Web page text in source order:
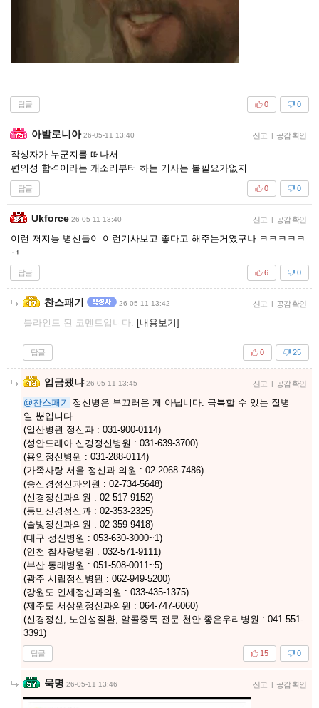
답글 0
0
아발로니아 26-05-11 13:40 신고 | 공감 확인
작성자가 누군지를 떠나서
편의성 합격이라는 개소리부터 하는 기사는 볼필요가없지
답글 0
0
Ukforce 26-05-11 13:40 신고 | 공감 확인
이런 저지능 병신들이 이런기사보고 좋다고 해주는거였구나 ㅋㅋㅋㅋㅋ
ㅋ
답글 0
6
찬스패기 26-05-11 13:42 신고 | 공감 확인
블라인드 된 코멘트입니다. [내용보기]
답글 25
0
입금됐냐 26-05-11 13:45 신고 | 공감 확인
@찬스패기 정신병은 부끄러운 게 아닙니다. 극복할 수 있는 질병
일 뿐입니다.
(일산병원 정신과 : 031-900-0114)
(성안드레아 신경정신병원 : 031-639-3700)
(용인정신병원 : 031-288-0114)
(가족사랑 서울 정신과 의원 : 02-2068-7486)
(송신경정신과의원 : 02-734-5648)
(신경정신과의원 : 02-517-9152)
(동민신경정신과 : 02-353-2325)
(솔빛정신과의원 : 02-359-9418)
(대구 정신병원 : 053-630-3000~1)
(인천 참사랑병원 : 032-571-9111)
(부산 동래병원 : 051-508-0011~5)
(광주 시립정신병원 : 062-949-5200)
(강원도 연세정신과의원 : 033-435-1375)
(제주도 서상원정신과의원 : 064-747-6060)
(신경정신, 노인성질환, 알콜중독 전문 천안 좋은우리병원 : 041-551-
3391)
답글 0
15
묵명 26-05-11 13:46 신고 | 공감 확인